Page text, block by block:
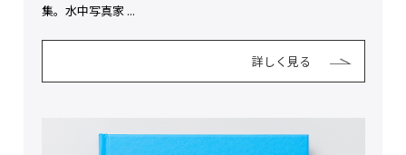
集。水中写真家 ...
詳しく見る